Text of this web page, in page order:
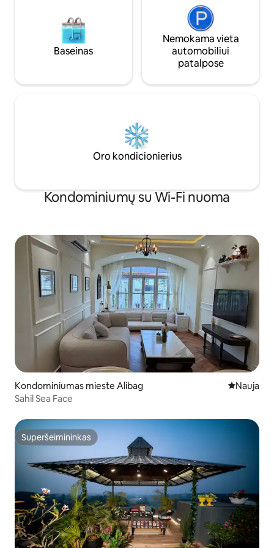
Baseinas
Nemokama vieta
automobiliui
patalpose
Oro kondicionierius
Kondominiumų su Wi-Fi nuoma
Kondominiumas mieste Alibag Nauja
Nauja
Sahil Sea Face
Superšeimininkas
Superšeimininkas